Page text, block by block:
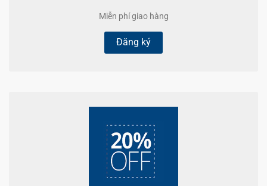
Miễn phí giao hàng
Đăng ký